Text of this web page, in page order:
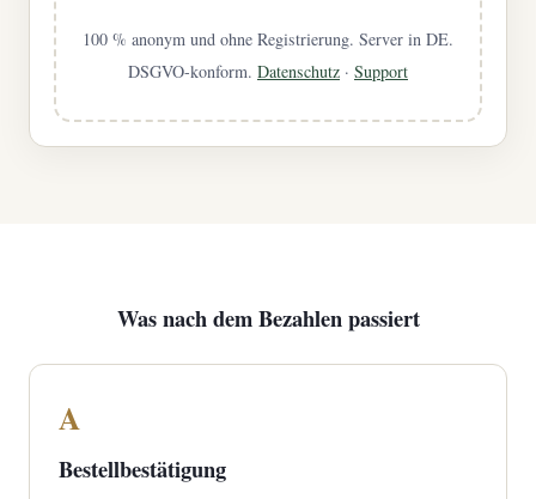
100 % anonym und ohne Registrierung. Server in DE.
DSGVO-konform. Datenschutz · Support
Was nach dem Bezahlen passiert
A
Bestellbestätigung